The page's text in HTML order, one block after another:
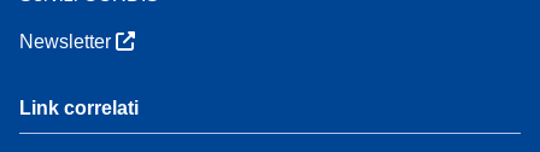
Newsletter
Link correlati